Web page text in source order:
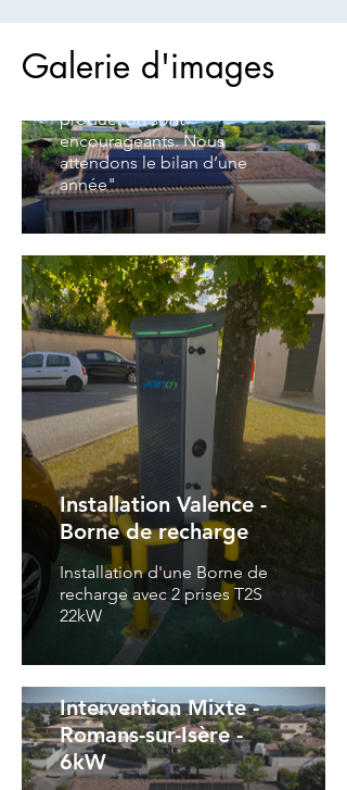
Galerie d'images
12/02/24 - Roger A.
"Installation parfaitement
production sont
encourageants. Nous
attendons le bilan d’une
année"
Installation Valence -
Borne de recharge
Installation d'une Borne de
recharge avec 2 prises T2S
22kW
Intervention Mixte -
Romans-sur-Isère -
6kW